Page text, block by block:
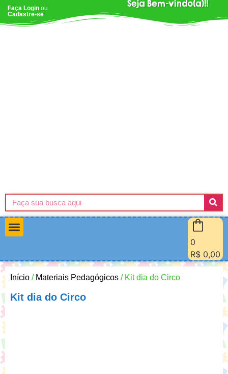
Faça Login ou
Cadastre-se
Seja Bem-vindo(a)!!
0
R$ 0,00
Início / Materiais Pedagógicos / Kit dia do Circo
Kit dia do Circo